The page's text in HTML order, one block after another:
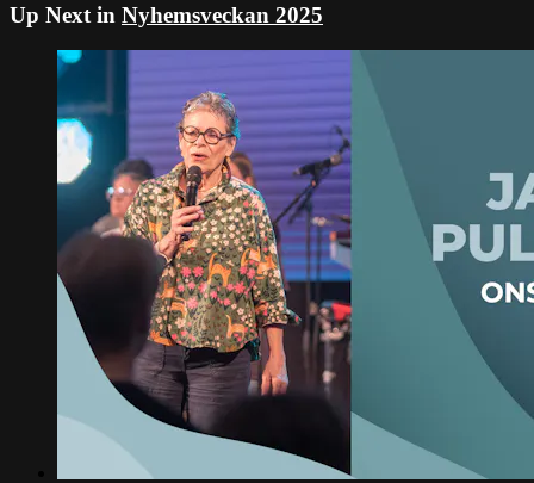
Up Next in Nyhemsveckan 2025